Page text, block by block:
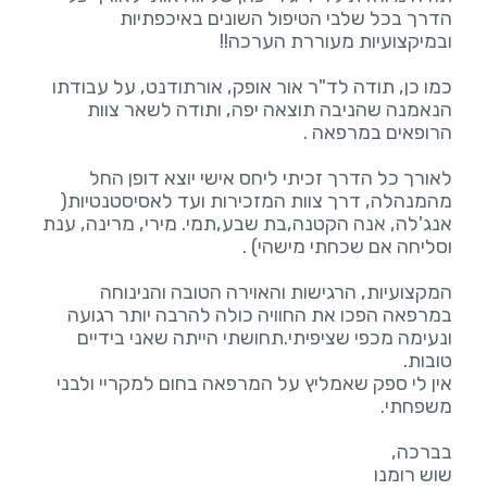
הדרך בכל שלבי הטיפול השונים באיכפתיות
כמו כן, תודה לד"ר אור אופק, אורתודנט, על עבודתו
הנאמנה שהניבה תוצאה יפה, ותודה לשאר צוות
לאורך כל הדרך זכיתי ליחס אישי יוצא דופן החל
מהמנהלה, דרך צוות המזכירות ועד לאסיסטנטיות(
אנג'לה, אנה הקטנה,בת שבע,תמי. מירי, מרינה, ענת
המקצועיות, הרגישות והאוירה הטובה והנינוחה
במרפאה הפכו את החוויה כולה להרבה יותר רגועה
ונעימה מכפי שציפיתי.תחושתי הייתה שאני בידיים
אין לי ספק שאמליץ על המרפאה בחום למקריי ולבני
שוש רומנו